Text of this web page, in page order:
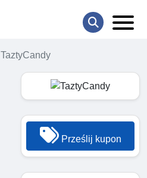
TaztyCandy
Prześlij kupon